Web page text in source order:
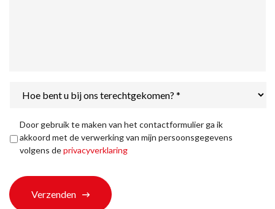
bent
ons
terechtgekomen?
Privacyverklaring *
Door gebruik te maken van het contactformulier ga ik
akkoord met de verwerking van mijn persoonsgegevens
volgens deprivacyverklaring
Verzenden